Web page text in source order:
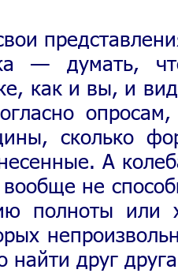
— думать,
как и вы, и
сколько
А
не
полноты или
найти друг